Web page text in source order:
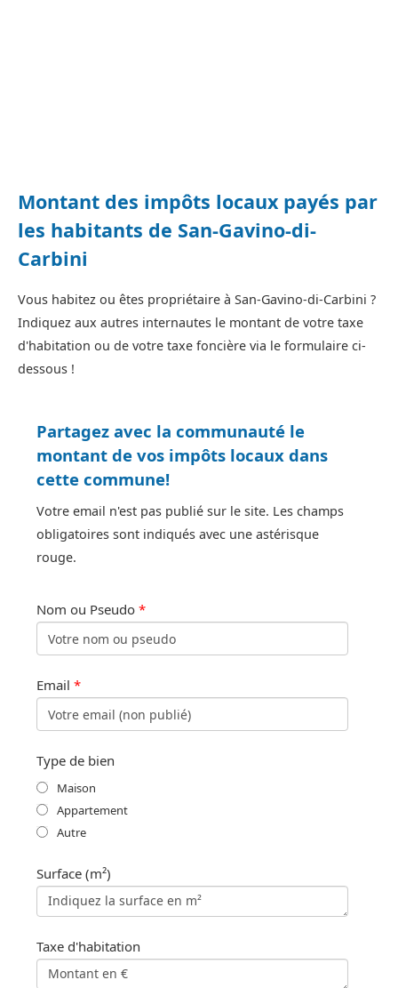
Montant des impôts locaux payés par
les habitants de San-Gavino-di-
Carbini
Vous habitez ou êtes propriétaire à San-Gavino-di-Carbini ?
Indiquez aux autres internautes le montant de votre taxe
d'habitation ou de votre taxe foncière via le formulaire ci-
dessous !
Partagez avec la communauté le
montant de vos impôts locaux dans
cette commune!
Votre email n'est pas publié sur le site. Les champs
obligatoires sont indiqués avec une astérisque
rouge.
Nom ou Pseudo *
Email *
Type de bien
Maison
Appartement
Autre
Surface (m²)
Taxe d'habitation